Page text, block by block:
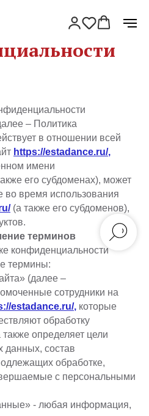
– Политика
в отношении всей
https://estadance.ru/,
имени
его субдоменах), может
во время использования
(а также его субдоменов),
терминов
конфиденциальности
термины:
(далее –
сотрудники на
estadance.ru/, которые
обработку
определяет цели
данных, состав
обработке,
с персональными
- любая информация,